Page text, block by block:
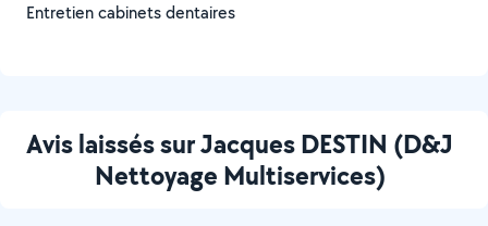
Entretien cabinets dentaires
Avis laissés sur Jacques DESTIN (D&J
Nettoyage Multiservices)